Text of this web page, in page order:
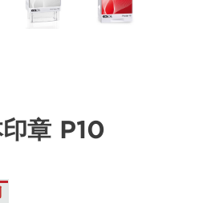
章 P10